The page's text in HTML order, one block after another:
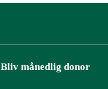
Bliv månedlig donor